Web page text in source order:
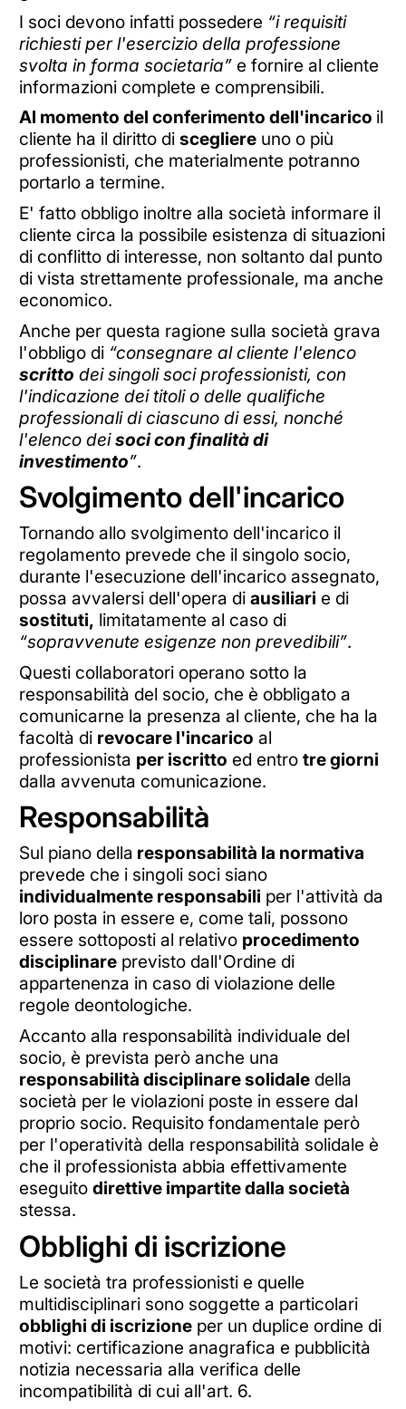
I soci devono infatti possedere “i requisiti
richiesti per l'esercizio della professione
svolta in forma societaria”e fornire al cliente
informazioni complete e comprensibili.
Al momento del conferimento dell'incarico il
cliente ha il diritto di scegliereuno o più
professionisti, che materialmente potranno
portarlo a termine.
E' fatto obbligo inoltre alla società informare il
cliente circa la possibile esistenza di situazioni
di conflitto di interesse, non soltanto dal punto
di vista strettamente professionale, ma anche
economico.
Anche per questa ragione sulla società grava
l'obbligo di “consegnare al cliente l'elenco
scritto dei singoli soci professionisti, con
l'indicazione dei titoli o delle qualifiche
professionali di ciascuno di essi, nonché
l'elenco deisoci con finalità di
investimento”.
Svolgimento dell'incarico
Tornando allo svolgimento dell'incarico il
regolamento prevede che il singolo socio,
durante l'esecuzione dell'incarico assegnato,
possa avvalersi dell'opera di ausiliari e di
sostituti, limitatamente al caso di
“sopravvenute esigenze non prevedibili”.
Questi collaboratori operano sotto la
responsabilità del socio, che è obbligato a
comunicarne la presenza al cliente, che ha la
facoltà di revocare l'incarico al
professionista per iscritto ed entro tre giorni
dalla avvenuta comunicazione.
Responsabilità
Sul piano della responsabilità la normativa
prevede che i singoli soci siano
individualmente responsabili per l'attività da
loro posta in essere e, come tali, possono
essere sottoposti al relativo procedimento
disciplinareprevisto dall'Ordine di
appartenenza in caso di violazione delle
regole deontologiche.
Accanto alla responsabilità individuale del
socio, è prevista però anche una
responsabilità disciplinare solidaledella
società per le violazioni poste in essere dal
proprio socio. Requisito fondamentale però
per l'operatività della responsabilità solidale è
che il professionista abbia effettivamente
eseguito direttive impartite dalla società
stessa.
Obblighi di iscrizione
Le società tra professionisti e quelle
multidisciplinari sono soggette a particolari
obblighi di iscrizioneper un duplice ordine di
motivi: certificazione anagrafica e pubblicità
notizia necessaria alla verifica delle
incompatibilità di cui all'art. 6.